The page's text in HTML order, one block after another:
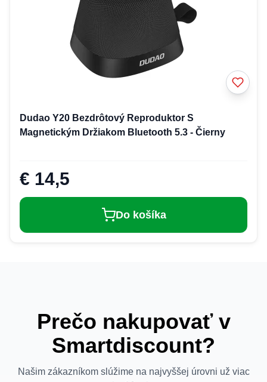
Dudao Y20 Bezdrôtový Reproduktor S
Magnetickým Držiakom Bluetooth 5.3 - Čierny
€ 14,5
Do košíka
Prečo nakupovať v
Smartdiscount?
Našim zákazníkom slúžime na najvyššej úrovni už viac